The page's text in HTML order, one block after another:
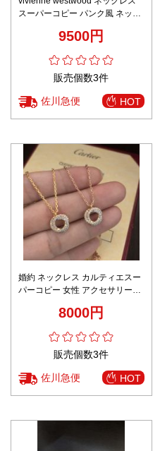
スーパーコピー パンク風 ネック
9500円
販売個数3件
佐川急便 HOT
婚約 ネックレス カルティエスー
パーコピー 女性 アクセサリー
8000円
販売個数3件
佐川急便 HOT